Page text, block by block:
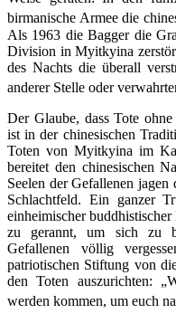
birmanische Armee die
Als 1963 die Bagger die
Division in Myitkyina
des Nachts die überall
anderer Stelle oder
Der Glaube, dass Tote
ist in der chinesischen
Toten von Myitkyina im
bereitet den chinesischen
Seelen der Gefallenen
Schlachtfeld. Ein ganzer
einheimischer
zu gerannt, um sich zu
Gefallenen völlig
patriotischen Stiftung von
den Toten auszurichten:
werden kommen, um euch